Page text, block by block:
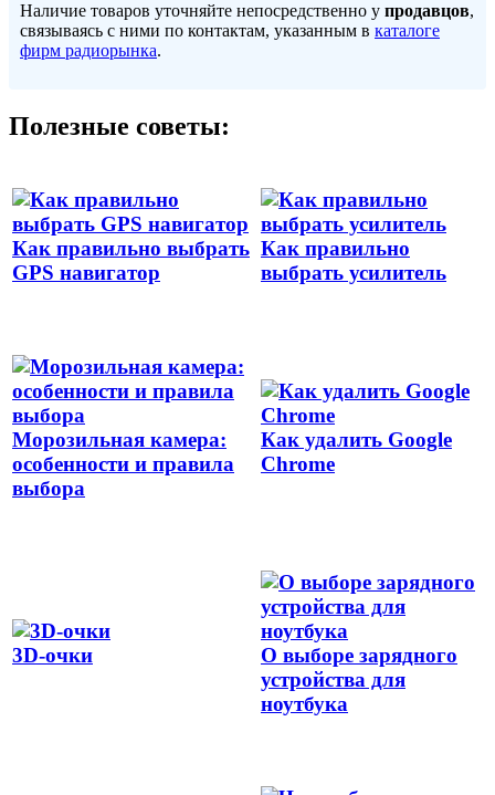
Наличие товаров уточняйте непосредственно у продавцов,
связываясь с ними по контактам, указанным в каталоге
фирм радиорынка.
Полезные советы:
Как правильно выбрать
GPS навигатор
Как правильно
выбрать усилитель
Морозильная камера:
особенности и правила
выбора
Как удалить Google
Chrome
3D-очки
О выборе зарядного
устройства для
ноутбука